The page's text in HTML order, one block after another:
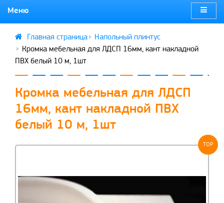
Меню
Напольный плинтус
Кромка мебельная для ЛДСП 16мм, кант накладной
ПВХ белый 10 м, 1шт
Кромка мебельная для ЛДСП
16мм, кант накладной ПВХ
белый 10 м, 1шт
TOP